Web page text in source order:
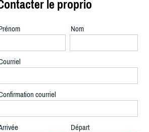
le proprio
Nom
courriel
Départ